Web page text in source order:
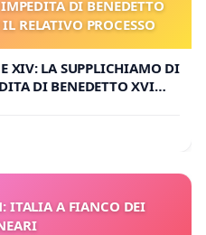
DI BENEDETTO
RELATIVO PROCESSO
XIV: LA SUPPLICHIAMO DI
DI BENEDETTO XVI
PROCESSO
ITALIA A FIANCO DEI